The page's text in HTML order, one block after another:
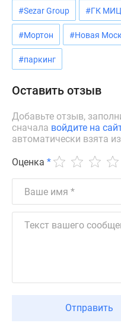
#Sezar Group #ГК МИЦ
#Мортон #Новая
#паркинг
Оставить отзыв
Добавьте отзыв,
сначала войдите на
автоматически взята
Оценка *
Отправить